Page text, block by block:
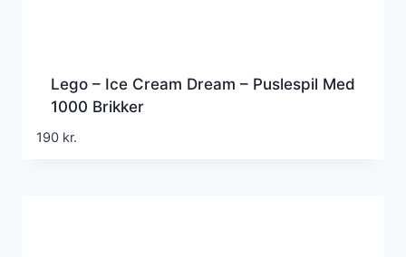
Lego – Ice Cream Dream – Puslespil Med
1000 Brikker
190 kr.